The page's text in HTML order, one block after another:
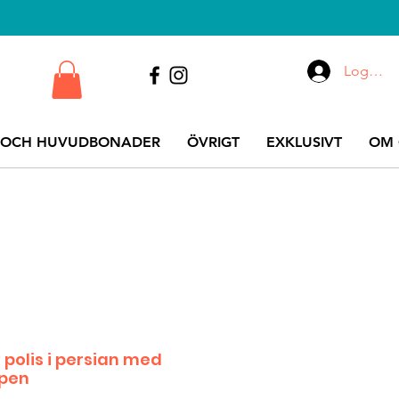
HUVUDBONADER ÖVRIGT EXKLUSIVT OM
Logga
i persian med